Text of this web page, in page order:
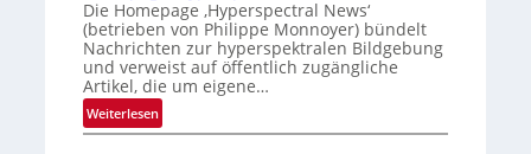
l
l
e
o
n
N
i
h
e
i
l
i
g
t
P
s
t
ä
r
k
Die Homepage ‚Hyperspectral News‘
(betrieben von Philippe Monnoyer) bündelt
Nachrichten zur hyperspektralen Bildgebung
und verweist auf öffentlich zugängliche
Artikel, die um eigene…
Weiterlesen:
H